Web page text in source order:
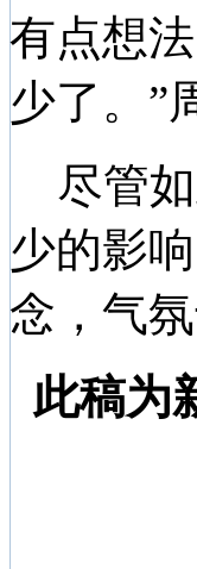
有点想
少了。”
尽管如
少的影
念，气
此稿为